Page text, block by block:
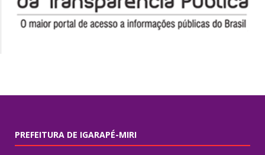
PREFEITURA DE IGARAPÉ-MIRI